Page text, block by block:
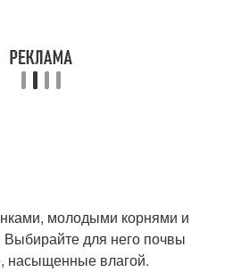
молодыми корнями и
для него почвы
насыщенные влагой.